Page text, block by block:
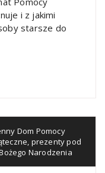
i z jakimi
starsze do
Dom Pomocy
prezenty pod
Narodzenia